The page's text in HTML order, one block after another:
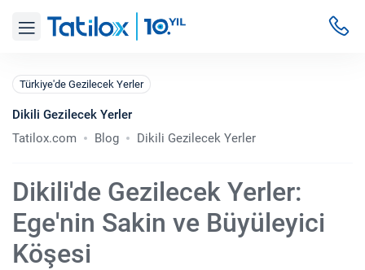
Türkiye'de Gezilecek Yerler
Dikili Gezilecek Yerler
Tatilox.com
Blog Dikili Gezilecek Yerler
Dikili'de Gezilecek Yerler:
Ege'nin Sakin ve Büyüleyici
Köşesi